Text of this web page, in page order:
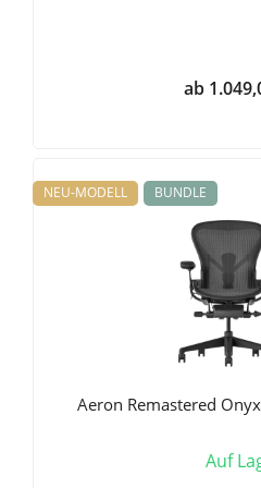
ab
NEU-MODELL BUNDLE
Aeron Remastered
Auf